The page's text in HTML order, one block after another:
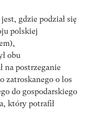
gdzie podział się
polskiej
obu
na postrzeganie
zatroskanego o los
do gospodarskiego
który potrafił